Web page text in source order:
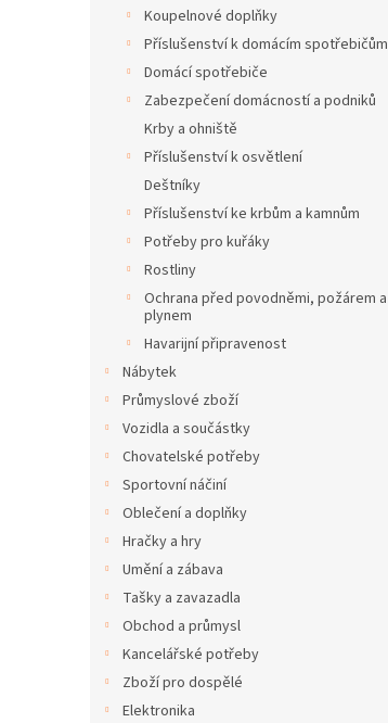
Koupelnové doplňky
Příslušenství k domácím spotřebičům
Domácí spotřebiče
Zabezpečení domácností a podniků
Krby a ohniště
Příslušenství k osvětlení
Deštníky
Příslušenství ke krbům a kamnům
Potřeby pro kuřáky
Rostliny
Ochrana před povodněmi, požárem a
plynem
Havarijní připravenost
Nábytek
Průmyslové zboží
Vozidla a součástky
Chovatelské potřeby
Sportovní náčiní
Oblečení a doplňky
Hračky a hry
Umění a zábava
Tašky a zavazadla
Obchod a průmysl
Kancelářské potřeby
Zboží pro dospělé
Elektronika